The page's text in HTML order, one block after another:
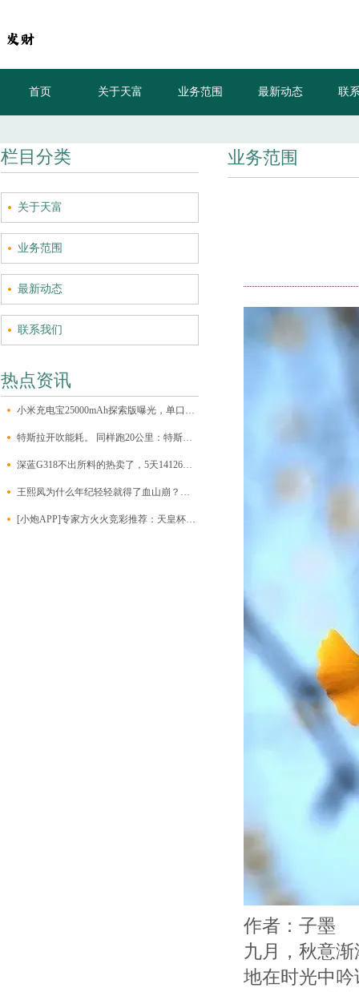
首页 关于天富 业务范围 最新动态 联
栏目分类
关于天富
业务范围
最新动态
联系我们
热点资讯
小米充电宝25000mAh探索版曝光，单口输出最大140W
特斯拉开吹能耗。 同样跑20公里：特斯拉1元，加油10元，打车50元
深蓝G318不出所料的热卖了，5天14126的订单量，对于一台硬派新
王熙凤为什么年纪轻轻就得了血山崩？背后的难言之隐，她没脸说
[小炮APP]专家方火火竞彩推荐：天皇杯3串1
业务范围
作者：子墨
九月，秋意
地在时光中吟